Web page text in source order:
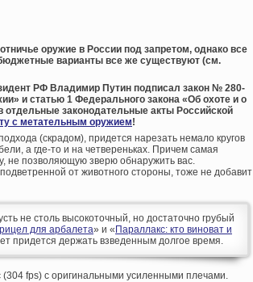
оружие в России под запретом, однако все
варианты все же существуют (см.
РФ Владимир Путин подписал закон № 280-
и статью 1 Федерального закона «Об охоте и о
отдельные законодательные акты Российской
с метательным оружием!
(скрадом), придется нарезать немало кругов
а где-то и на четвереньках. Причем самая
не позволяющую зверю обнаружить вас.
от животного стороны, тоже не добавит
не столь высокоточный, но достаточно грубый
для арбалета» и «Параллакс: кто виноват и
придется держать взведенным долгое время.
fps) с оригинальными усиленными плечами.